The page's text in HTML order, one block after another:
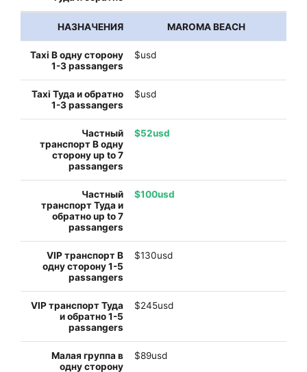
MAROMA BEACH
$usd
$usd
$52usd
$100usd
$130usd
$245usd
$89usd